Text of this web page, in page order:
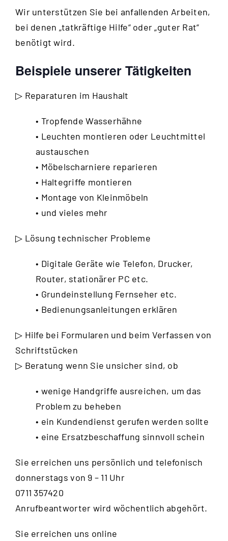
Wir unterstützen Sie bei anfallenden Arbeiten,
bei denen „tatkräftige Hilfe“ oder „guter Rat“
benötigt wird.
Beispiele unserer Tätigkeiten
▷ Reparaturen im Haushalt
• Tropfende Wasserhähne
• Leuchten montieren oder Leuchtmittel
austauschen
• Möbelscharniere reparieren
• Haltegriffe montieren
• Montage von Kleinmöbeln
• und vieles mehr
▷ Lösung technischer Probleme
• Digitale Geräte wie Telefon, Drucker,
Router, stationärer PC etc.
• Grundeinstellung Fernseher etc.
• Bedienungsanleitungen erklären
▷ Hilfe bei Formularen und beim Verfassen von
Schriftstücken
▷ Beratung wenn Sie unsicher sind, ob
• wenige Handgriffe ausreichen, um das
Problem zu beheben
• ein Kundendienst gerufen werden sollte
• eine Ersatzbeschaffung sinnvoll schein
Sie erreichen uns persönlich und telefonisch
donnerstags von 9 – 11 Uhr
0711 357420
Anrufbeantworter wird wöchentlich abgehört.
Sie erreichen uns online